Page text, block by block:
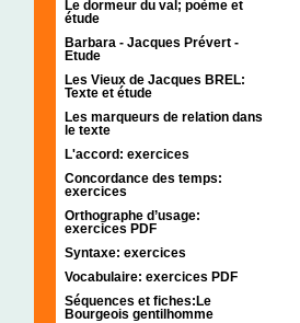
Le dormeur du val; poème et
étude
Barbara - Jacques Prévert -
Etude
Les Vieux de Jacques BREL:
Texte et étude
Les marqueurs de relation dans
le texte
L'accord: exercices
Concordance des temps:
exercices
Orthographe d’usage:
exercices PDF
Syntaxe: exercices
Vocabulaire: exercices PDF
Séquences et fiches:Le
Bourgeois gentilhomme